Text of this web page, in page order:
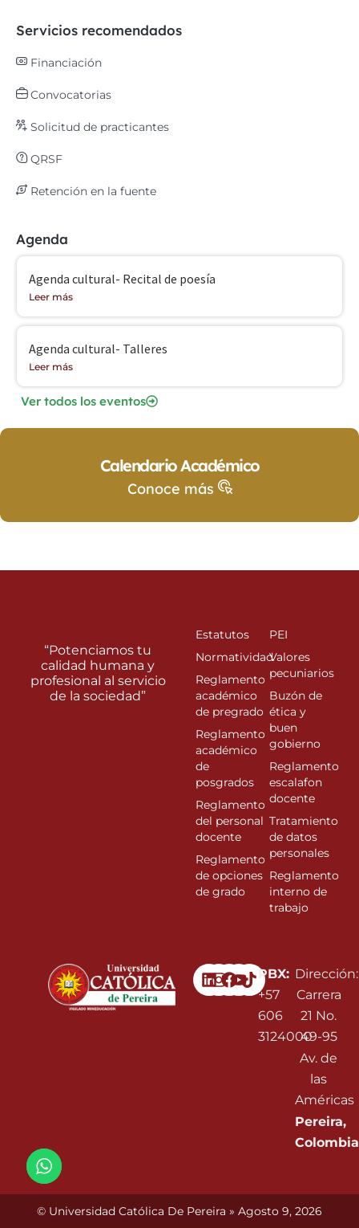
Servicios recomendados
Financiación
Convocatorias
Solicitud de practicantes
QRSF
Retención en la fuente
Agenda
Agenda cultural- Recital de poesía
Leer más
Agenda cultural- Talleres
Leer más
Ver todos los eventos
Calendario Académico
Conoce más
Linkedin
Instagram
Facebook
Youtube
PBX:
+57
606
3124000
Dirección:
Carrera
21 No.
49-95
Av. de
las
Américas
Pereira,
Colombia
“Potenciamos tu
calidad humana y
profesional al servicio
de la sociedad”
Estatutos
Normatividad
Reglamento
académico
de pregrado
Reglamento
académico
de
posgrados
Reglamento
del personal
docente
Reglamento
de opciones
de grado
PEI
Valores
pecuniarios
Buzón de
ética y
buen
gobierno
Reglamento
escalafon
docente
Tratamiento
de datos
personales
Reglamento
interno de
trabajo
© Universidad Católica De Pereira » Agosto 9, 2026